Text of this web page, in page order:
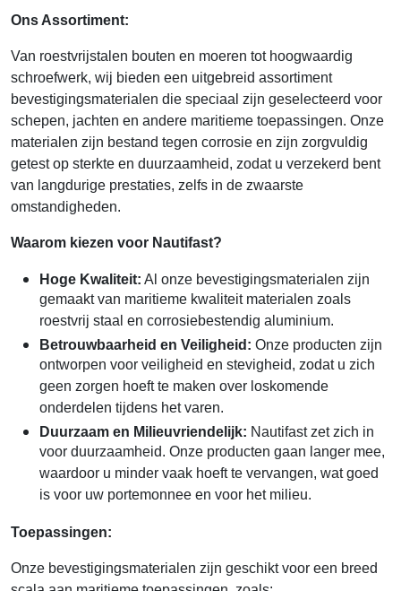
Ons Assortiment:
Van roestvrijstalen bouten en moeren tot hoogwaardig
schroefwerk, wij bieden een uitgebreid assortiment
bevestigingsmaterialen die speciaal zijn geselecteerd voor
schepen, jachten en andere maritieme toepassingen. Onze
materialen zijn bestand tegen corrosie en zijn zorgvuldig
getest op sterkte en duurzaamheid, zodat u verzekerd bent
van langdurige prestaties, zelfs in de zwaarste
omstandigheden.
Waarom kiezen voor Nautifast?
Hoge Kwaliteit: Al onze bevestigingsmaterialen zijn
gemaakt van maritieme kwaliteit materialen zoals
roestvrij staal en corrosiebestendig aluminium.
Betrouwbaarheid en Veiligheid: Onze producten zijn
ontworpen voor veiligheid en stevigheid, zodat u zich
geen zorgen hoeft te maken over loskomende
onderdelen tijdens het varen.
Duurzaam en Milieuvriendelijk: Nautifast zet zich in
voor duurzaamheid. Onze producten gaan langer mee,
waardoor u minder vaak hoeft te vervangen, wat goed
is voor uw portemonnee en voor het milieu.
Toepassingen:
Onze bevestigingsmaterialen zijn geschikt voor een breed